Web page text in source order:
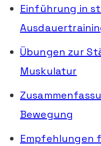
Einführung in
Übungen zur
Muskulatur
Bewegung
Empfehlungen